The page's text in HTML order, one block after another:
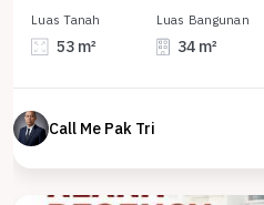
Luas Tanah
53 m²
Luas Bangunan
34 m²
Call Me Pak Tri